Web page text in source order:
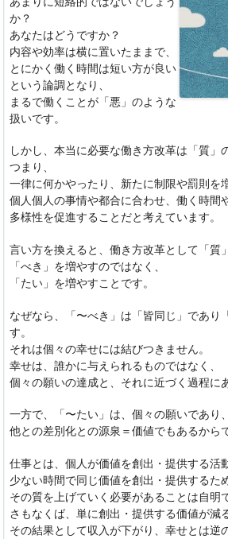
か？
あなたはどうですか？
内容や効率は横に置いたままで、
とにかく働く時間は短い方が良い
という論調となり、
まるで働くことが「悪」のような
扱いです。
しかし、本当に必要な働き方改革は「質」
つまり、
一律に何かやったり、新たに制限や罰則を
個人個人の事情や都合に合わせ、働く時間
多様性を促進することだと考えています。
言い方を換えると、働き方改革として「質
「べき」を増やすのではなく、
「たい」を増やすことです。
なぜなら、「〜べき」は「皆同じ」であり
す。
それは個々の幸せには結びつきません。
幸せは、誰かに与えられるものではなく、
個々の願いの達成と、それに近づく過程に
一方で、「〜たい」は、個々の願いであり、
他との差別化との源泉＝価値でもあるから
仕事とは、個人が価値を創出・提供する活
少ない時間で同じ価値を創出・提供するた
その質を上げていく必要があることは自明
さもなくば、単に創出・提供する価値が減
その結果として収入が下がり、幸せとは逆